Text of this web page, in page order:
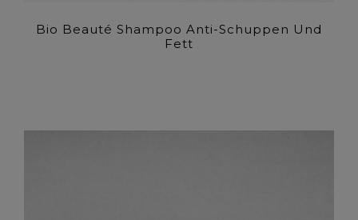
Bio Beauté Shampoo Anti-Schuppen Und
Fett